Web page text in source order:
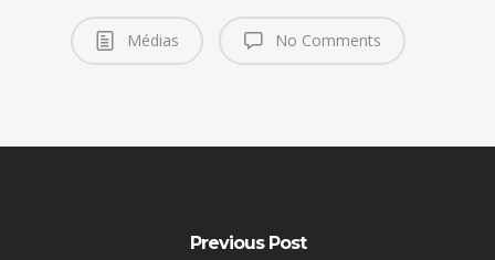
Médias No Comments
Previous Post